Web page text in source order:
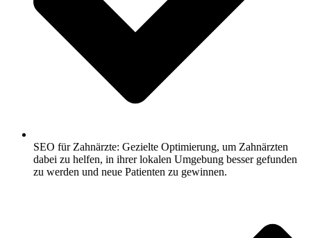
SEO für Zahnärzte: Gezielte Optimierung, um Zahnärzten
dabei zu helfen, in ihrer lokalen Umgebung besser gefunden
zu werden und neue Patienten zu gewinnen.